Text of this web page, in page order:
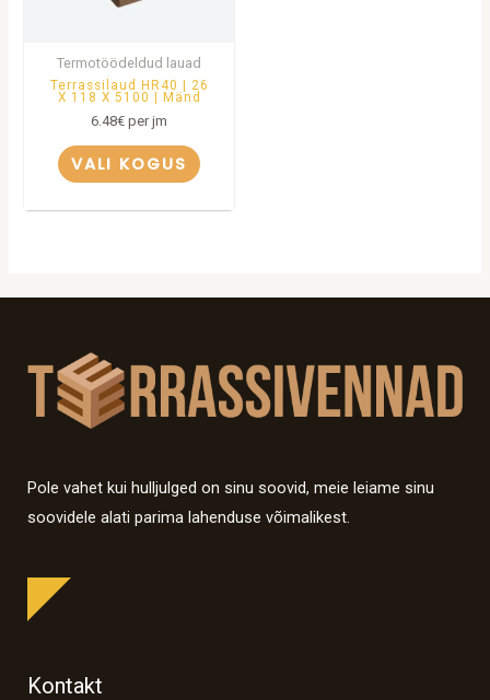
Termotöödeldud lauad
Terrassilaud HR40 | 26
X 118 X 5100 | Mänd
6.48€ per jm
VALI KOGUS
Pole vahet kui hulljulged on sinu soovid, meie leiame sinu
soovidele alati parima lahenduse võimalikest.
Kontakt